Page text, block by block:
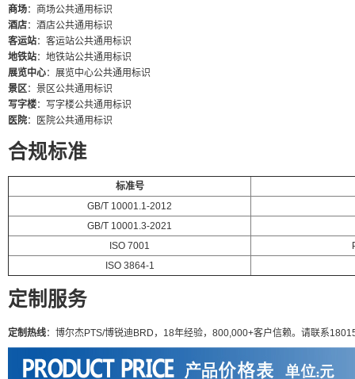
商场：商场公共通用标识
酒店：酒店公共通用标识
客运站：客运站公共通用标识
地铁站：地铁站公共通用标识
展览中心：展览中心公共通用标识
景区：景区公共通用标识
写字楼：写字楼公共通用标识
医院：医院公共通用标识
合规标准
标准号
GB/T 10001.1-2012
GB/T 10001.3-2021
ISO 7001
ISO 3864-1
定制服务
定制热线：博尔杰PTS/博锐迪BRD，18年经验，800,000+客户信赖。请联系